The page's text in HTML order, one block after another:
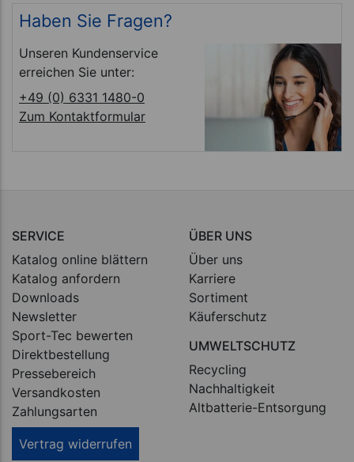
Haben Sie Fragen?
Unseren Kundenservice
erreichen Sie unter:
+49 (0) 6331 1480-0
Zum Kontaktformular
SERVICE
Katalog online blättern
Katalog anfordern
Downloads
Newsletter
Sport-Tec bewerten
Direktbestellung
Pressebereich
Versandkosten
Zahlungsarten
Vertrag widerrufen
ÜBER UNS
Über uns
Karriere
Sortiment
Käuferschutz
UMWELTSCHUTZ
Recycling
Nachhaltigkeit
Altbatterie-Entsorgung